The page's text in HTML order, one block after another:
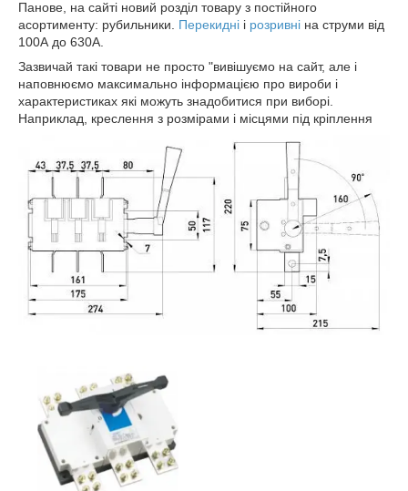
Панове, на сайті новий розділ товару з постійного
асортименту: рубильники. Перекидні і розривні на струми від
100А до 630А.
Зазвичай такі товари не просто "вивішуємо на сайт, але і
наповнюємо максимально інформацією про вироби і
характеристиках які можуть знадобитися при виборі.
Наприклад, креслення з розмірами і місцями під кріплення